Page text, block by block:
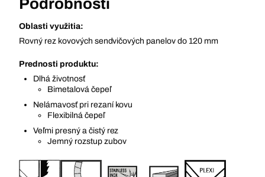
Podrobnosti
Oblasti využitia:
Rovný rez kovových sendvičových panelov do 120 mm
Prednosti produktu:
Dlhá životnosť
Bimetalová čepeľ
Nelámavosť pri rezaní kovu
Flexibilná čepeľ
Veľmi presný a čistý rez
Jemný rozstup zubov